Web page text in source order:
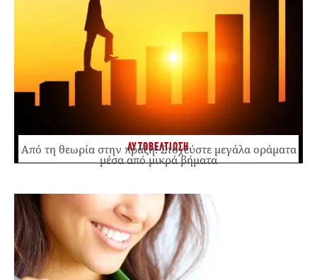
ΑΥΤΟΒΕΛΤΙΩΣΗ
Από τη θεωρία στην πράξη: Στοχεύστε μεγάλα οράματα
μέσα από μικρά βήματα